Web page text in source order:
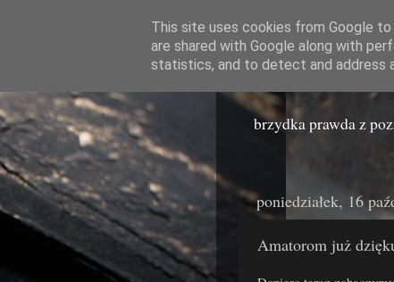
brzydka prawda z
poniedziałek, 16
Amatorom już
This site uses cookies from Google
are shared with Google along with
statistics, and to detect and address